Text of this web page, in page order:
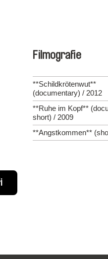
Filmografie
**Schildkrötenwut**
(documentary) / 2012
**Ruhe im Kopf**
short) / 2009
**Angstkommen**